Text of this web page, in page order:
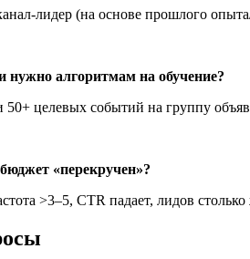
лидер (на основе прошлого
нужно алгоритмам на обучение?
целевых событий на группу
«перекручен»?
>3–5, CTR падает, лидов